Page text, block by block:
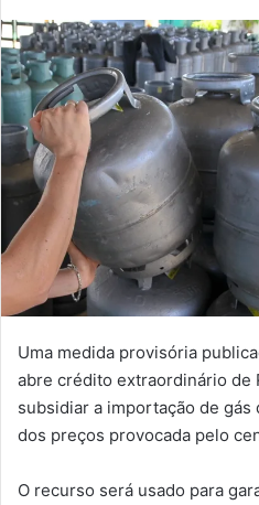
Uma medida provisória
abre crédito extraordinário de
subsidiar a importação de gás
dos preços provocada pelo
O recurso será usado para